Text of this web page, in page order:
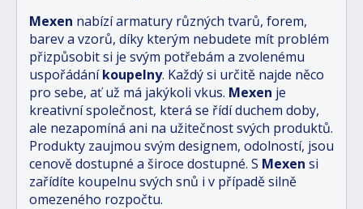
Mexen nabízí armatury různých tvarů, forem,
barev a vzorů, díky kterým nebudete mít problém
přizpůsobit si je svým potřebám a zvolenému
uspořádáníkoupelny. Každý si určitě najde něco
pro sebe, ať už má jakýkoli vkus. Mexen je
kreativní společnost, která se řídí duchem doby,
ale nezapomíná ani na užitečnost svých produktů.
Produkty zaujmou svým designem, odolností, jsou
cenově dostupné a široce dostupné. S Mexen si
zařídíte koupelnu svých snů i v případě silně
omezeného rozpočtu.